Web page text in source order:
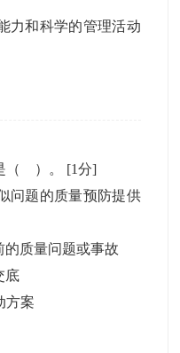
力和科学的管理活动
（ ）。 [1分]
问题的质量预防提供
的质量问题或事故
底
方案